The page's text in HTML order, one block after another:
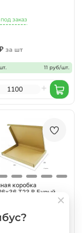
заказ
за шт
11 руб/шт.
коробка
Т23 B Бурый
заказ